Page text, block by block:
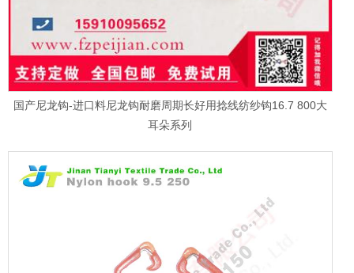
国产尼龙钩-进口料尼龙钩耐磨周期长好用捻线纺纱钩16.7 800大
耳朵系列